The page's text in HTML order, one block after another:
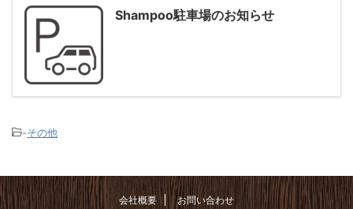
Shampoo駐車場のお知らせ
-その他
会社概要 お問い合わせ